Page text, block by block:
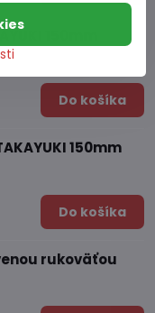
150mm
Do košíka
150mm
Do košíka
rukoväťou